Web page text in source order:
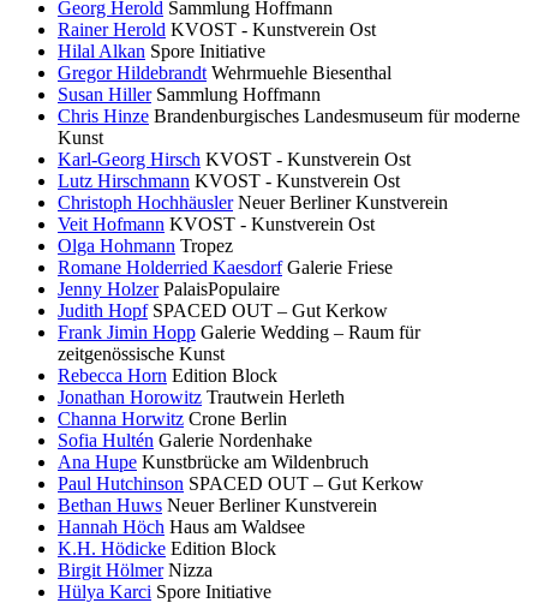
Georg Herold Sammlung Hoffmann
Rainer Herold KVOST - Kunstverein Ost
Hilal Alkan Spore Initiative
Gregor Hildebrandt Wehrmuehle Biesenthal
Susan Hiller Sammlung Hoffmann
Chris Hinze Brandenburgisches Landesmuseum für moderne
Kunst
Karl-Georg Hirsch KVOST - Kunstverein Ost
Lutz Hirschmann KVOST - Kunstverein Ost
Christoph Hochhäusler Neuer Berliner Kunstverein
Veit Hofmann KVOST - Kunstverein Ost
Olga Hohmann Tropez
Romane Holderried Kaesdorf Galerie Friese
Jenny Holzer PalaisPopulaire
Judith Hopf SPACED OUT – Gut Kerkow
Frank Jimin Hopp Galerie Wedding – Raum für
zeitgenössische Kunst
Rebecca Horn Edition Block
Jonathan Horowitz Trautwein Herleth
Channa Horwitz Crone Berlin
Sofia Hultén Galerie Nordenhake
Ana Hupe Kunstbrücke am Wildenbruch
Paul Hutchinson SPACED OUT – Gut Kerkow
Bethan Huws Neuer Berliner Kunstverein
Hannah Höch Haus am Waldsee
K.H. Hödicke Edition Block
Birgit Hölmer Nizza
Hülya Karci Spore Initiative